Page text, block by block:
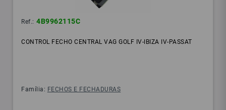
Ref.: 4B9962115C
CONTROL FECHO CENTRAL VAG GOLF IV-IBIZA IV-PASSAT
Família: FECHOS E FECHADURAS